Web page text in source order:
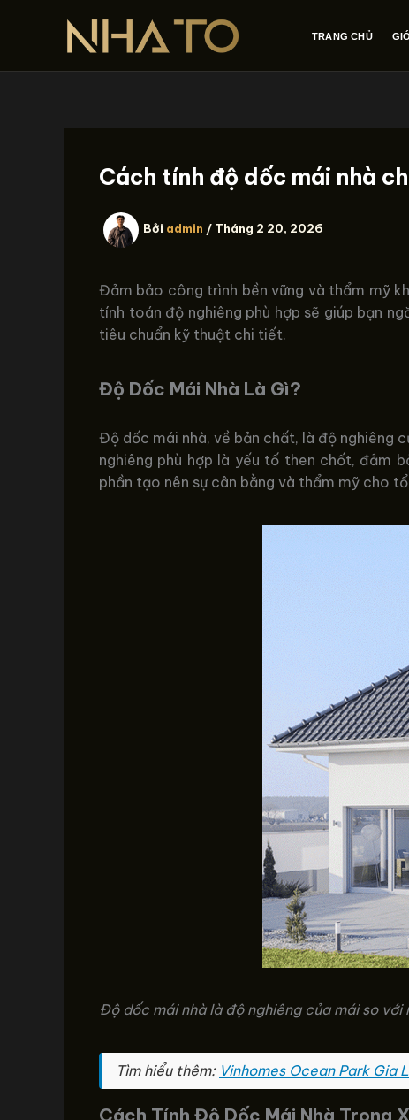
dung
TRANG CHỦ
Cách tính độ dốc mái nhà
Bởi admin / Tháng 2 20, 2026
Đảm bảo công trình bền vững và thẩm mỹ
tính toán độ nghiêng phù hợp sẽ giúp bạn
tiêu chuẩn kỹ thuật chi tiết.
Độ Dốc Mái Nhà Là Gì?
Độ dốc mái nhà, về bản chất, là độ nghiêng
nghiêng phù hợp là yếu tố then chốt, đảm
phần tạo nên sự cân bằng và thẩm mỹ cho
Độ dốc mái nhà là độ nghiêng của mái so
Tìm hiểu thêm: Vinhomes Ocean Park Gia
Cách Tính Độ Dốc Mái Nhà Trong